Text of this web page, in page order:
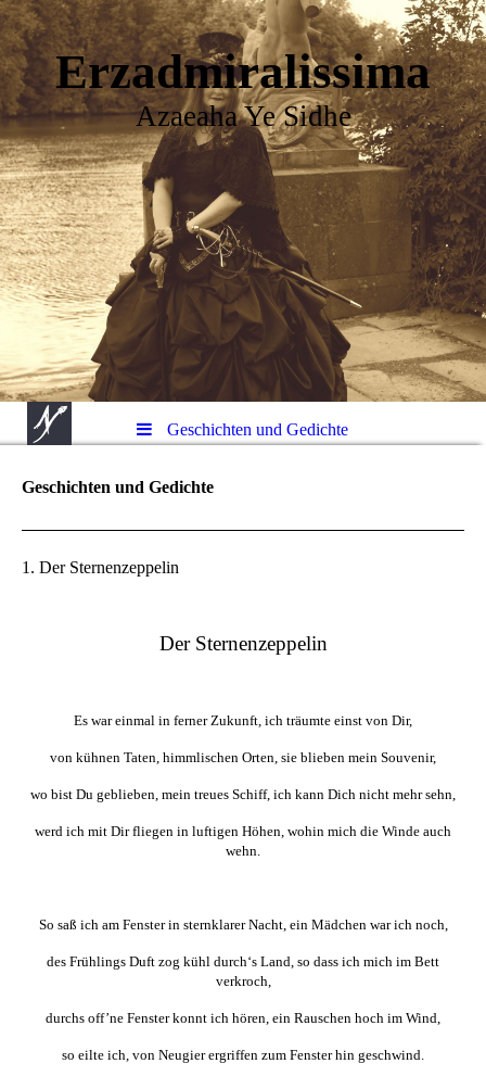
Erzadmiralissima
Azaeaha Ye Sidhe
Geschichten und Gedichte
Geschichten und Gedichte
1. Der Sternenzeppelin
Der Sternenzeppelin
Es war einmal in ferner Zukunft, ich träumte einst von Dir,
von kühnen Taten, himmlischen Orten, sie blieben mein Souvenir,
wo bist Du geblieben, mein treues Schiff, ich kann Dich nicht mehr sehn,
werd ich mit Dir fliegen in luftigen Höhen, wohin mich die Winde auch
wehn.
So saß ich am Fenster in sternklarer Nacht, ein Mädchen war ich noch,
des Frühlings Duft zog kühl durch‘s Land, so dass ich mich im Bett
verkroch,
durchs off’ne Fenster konnt ich hören, ein Rauschen hoch im Wind,
so eilte ich, von Neugier ergriffen zum Fenster hin geschwind.